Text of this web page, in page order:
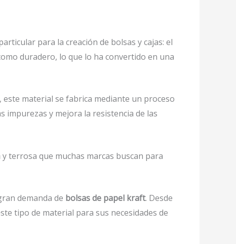
para la creación de bolsas y cajas: el
duradero, lo que lo ha convertido en una
material se fabrica mediante un proceso
impurezas y mejora la resistencia de las
terrosa que muchas marcas buscan para
demanda de bolsas de papel kraft. Desde
tipo de material para sus necesidades de